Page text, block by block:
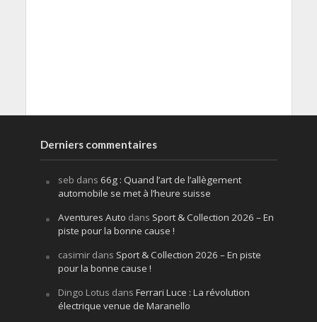
Derniers commentaires
seb dans 66g : Quand l’art de l’allègement
automobile se met à l’heure suisse
Aventures Auto dans Sport & Collection 2026 – En
piste pour la bonne cause !
casimirdans Sport & Collection 2026 – En piste
pour la bonne cause !
Dingo Lotus dans Ferrari Luce : La révolution
électrique venue de Maranello